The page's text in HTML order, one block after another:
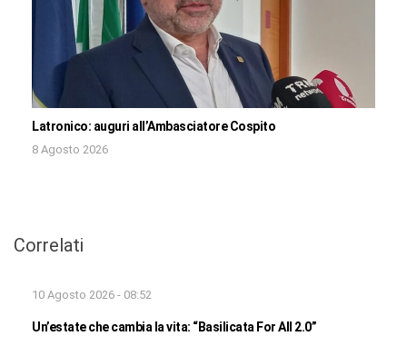
Latronico: auguri all’Ambasciatore Cospito
8 Agosto 2026
Correlati
10 Agosto 2026 - 08:52
Un’estate che cambia la vita: “Basilicata For All 2.0”